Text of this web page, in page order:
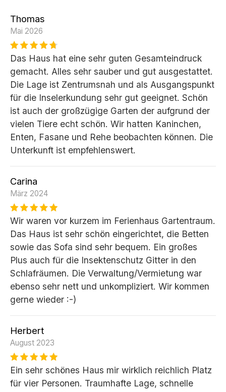
Thomas
Mai 2026
Das Haus hat eine sehr guten Gesamteindruck
gemacht. Alles sehr sauber und gut ausgestattet.
Die Lage ist Zentrumsnah und als Ausgangspunkt
für die Inselerkundung sehr gut geeignet. Schön
ist auch der großzügige Garten der aufgrund der
vielen Tiere echt schön. Wir hatten Kaninchen,
Enten, Fasane und Rehe beobachten können. Die
Unterkunft ist empfehlenswert.
Carina
März 2024
Wir waren vor kurzem im Ferienhaus Gartentraum.
Das Haus ist sehr schön eingerichtet, die Betten
sowie das Sofa sind sehr bequem. Ein großes
Plus auch für die Insektenschutz Gitter in den
Schlafräumen. Die Verwaltung/Vermietung war
ebenso sehr nett und unkompliziert. Wir kommen
gerne wieder :-)
Herbert
August 2023
Ein sehr schönes Haus mir wirklich reichlich Platz
für vier Personen. Traumhafte Lage, schnelle